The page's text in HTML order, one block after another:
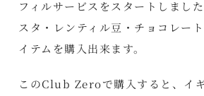
フィルサービスをスタートしまし
スタ・レンティル豆・チョコレー
イテムを購入出来ます。
このClub Zeroで購入すると、イギ